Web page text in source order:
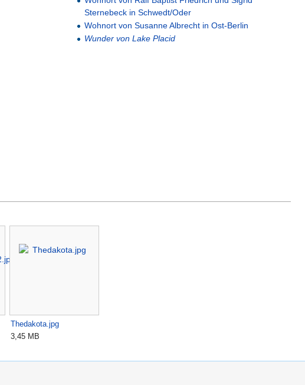
Sternebeck in Schwedt/Oder
Wohnort von Susanne Albrecht in Ost-Berlin
Wunder von Lake Placid
Thedakota.jpg
3,45 MB